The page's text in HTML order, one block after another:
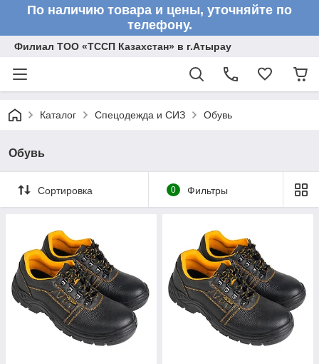
По наличию товара и цены, уточняйте по
телефону.
Филиал ТОО «ТССП Казахстан» в г.Атырау
Каталог Спецодежда и СИЗ Обувь
Обувь
Сортировка 0 Фильтры